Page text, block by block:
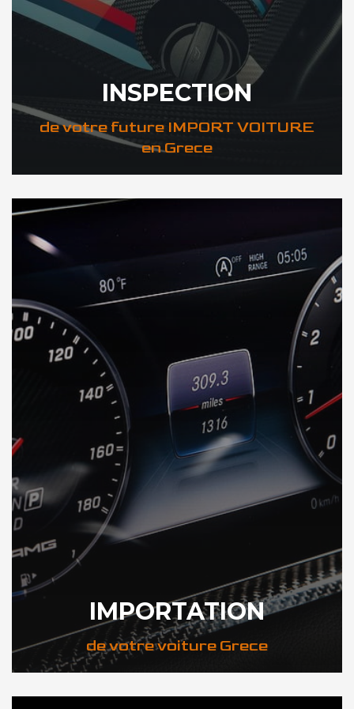
INSPECTION
de votre future IMPORT VOITURE
en Grece
DÉCOUVREZ VOTRE INSPECTION AUTO en Grece
IMPORTATION
de votre voiture Grece